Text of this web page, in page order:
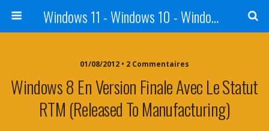
Windows 11 - Windows 10 - Windows 8 - Windows 7 - VISTA
01/08/2012 • 2 Commentaires
Windows 8 En Version Finale Avec Le Statut
RTM (Released To Manufacturing)